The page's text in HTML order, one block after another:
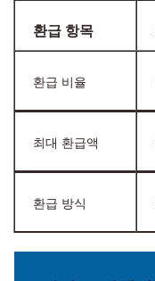
환급 항목
환급 비율
최대 환급액
환급 방식